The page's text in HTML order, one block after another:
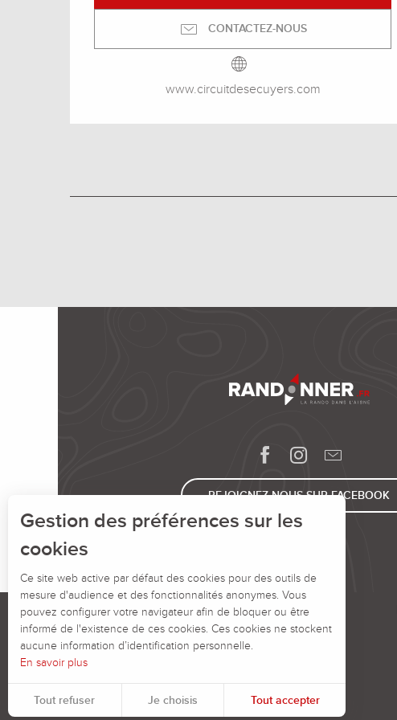
CONTACTEZ-NOUS
www.circuitdesecuyers.com
REJOIGNEZ-NOUS SUR FACEBOOK
Gestion des préférences sur les
cookies
Ce site web active par défaut des cookies pour des outils de
mesure d'audience et des fonctionnalités anonymes. Vous
pouvez configurer votre navigateur afin de bloquer ou être
informé de l'existence de ces cookies. Ces cookies ne stockent
aucune information d’identification personnelle.
En savoir plus
Tout refuser Je choisis Tout accepter